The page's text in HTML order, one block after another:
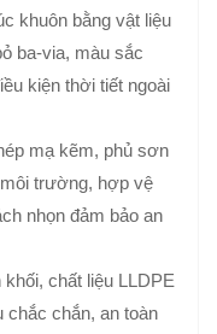
khuôn bằng vật liệu
ba-via, màu sắc
kiện thời tiết ngoài
mạ kẽm, phủ sơn
trường, hợp vệ
nhọn đảm bảo an
chất liệu LLDPE
chắc chắn, an toàn